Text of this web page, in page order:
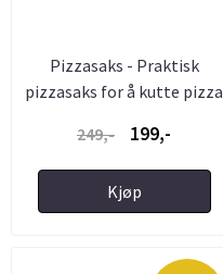
Pizzasaks - Praktisk
pizzasaks for å kutte pizza
249,- 199,-
Kjøp